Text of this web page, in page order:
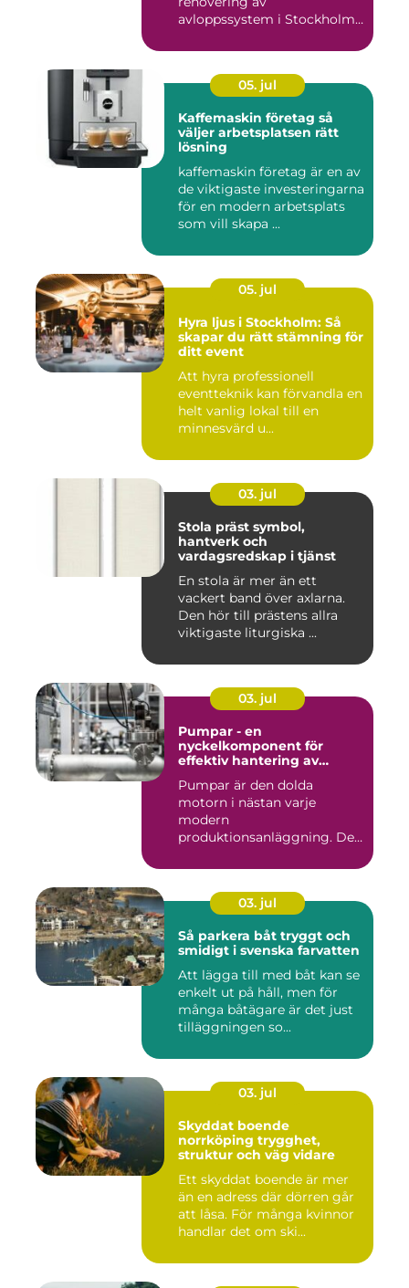
avloppssystem i Stockholm.
05. jul
Kaffemaskin företag så
väljer arbetsplatsen rätt
lösning
kaffemaskin företag är en av
de viktigaste investeringarna
för en modern arbetsplats
som vill skapa ...
05. jul
Hyra ljus i Stockholm: Så
skapar du rätt stämning för
ditt event
Att hyra professionell
eventteknik kan förvandla en
helt vanlig lokal till en
minnesvärd u...
03. jul
Stola präst symbol,
hantverk och
vardagsredskap i tjänst
En stola är mer än ett
vackert band över axlarna.
Den hör till prästens allra
viktigaste liturgiska ...
03. jul
Pumpar - en
nyckelkomponent för
effektiv hantering av
Pumpar är den dolda
motorn i nästan varje
modern
produktionsanläggning. De
03. jul
Så parkera båt tryggt och
smidigt i svenska farvatten
Att lägga till med båt kan se
enkelt ut på håll, men för
många båtägare är det just
tilläggningen so...
03. jul
Skyddat boende
norrköping trygghet,
struktur och väg vidare
Ett skyddat boende är mer
än en adress där dörren går
att låsa. För många kvinnor
handlar det om ski...